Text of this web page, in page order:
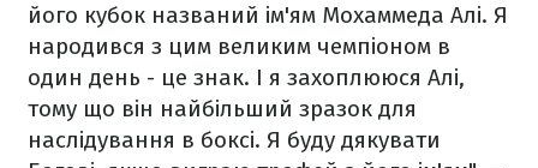
його кубок названий ім'ям Мохаммеда Алі. Я
народився з цим великим чемпіоном в
один день - це знак. І я захоплююся Алі,
тому що він найбільший зразок для
наслідування в боксі. Я буду дякувати